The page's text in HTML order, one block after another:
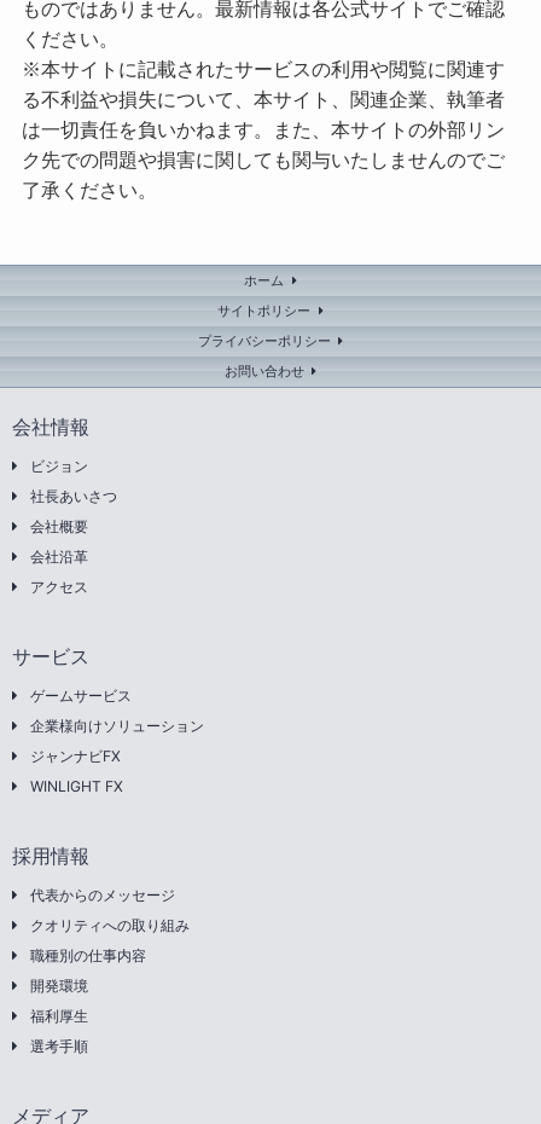
ものではありません。最新情報は各公式サイトでご確認
ください。
※本サイトに記載されたサービスの利用や閲覧に関連す
る不利益や損失について、本サイト、関連企業、執筆者
は一切責任を負いかねます。また、本サイトの外部リン
ク先での問題や損害に関しても関与いたしませんのでご
了承ください。
ホーム
サイトポリシー
プライバシーポリシー
お問い合わせ
会社情報
ビジョン
社長あいさつ
会社概要
会社沿革
アクセス
サービス
ゲームサービス
企業様向けソリューション
ジャンナビFX
WINLIGHT FX
採用情報
代表からのメッセージ
クオリティへの取り組み
職種別の仕事内容
開発環境
福利厚生
選考手順
メディア